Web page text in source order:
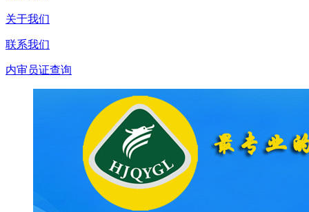
关于我们
联系我们
内审员证查询